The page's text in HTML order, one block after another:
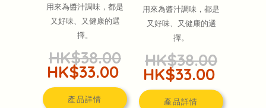
用來為醬汁調味，都是
又好味、又健康的選
擇。
HK$38.00
HK$33.00
產品詳情
用來為醬汁調味，都是
又好味、又健康的選
擇。
HK$38.00
HK$33.00
產品詳情